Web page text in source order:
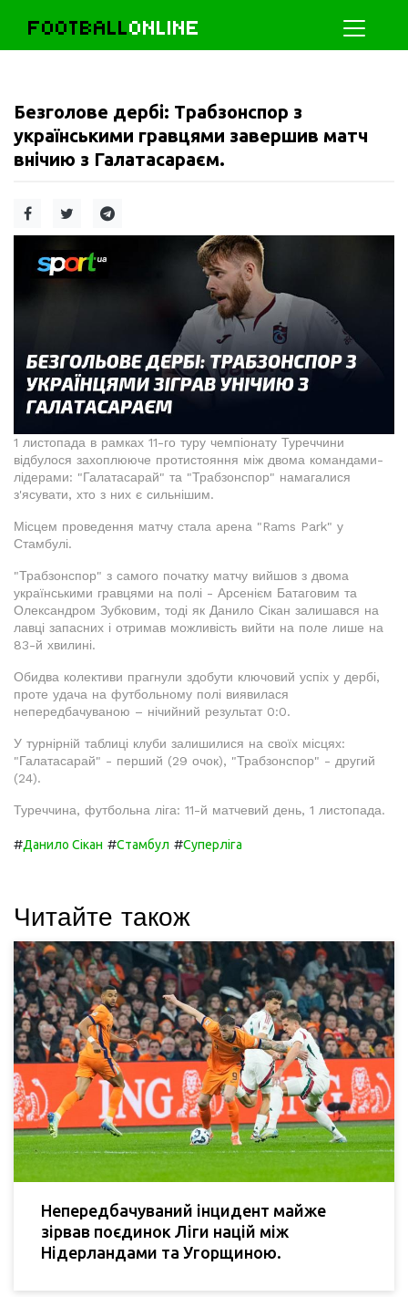
FOOTBALLONLINE
Безголове дербі: Трабзонспор з
українськими гравцями завершив матч
внічию з Галатасараєм.
1 листопада в рамках 11-го туру чемпіонату Туреччини
відбулося захоплююче протистояння між двома командами-
лідерами: "Галатасарай" та "Трабзонспор" намагалися
з'ясувати, хто з них є сильнішим.
Місцем проведення матчу стала арена "Rams Park" у
Стамбулі.
"Трабзонспор" з самого початку матчу вийшов з двома
українськими гравцями на полі - Арсенієм Батаговим та
Олександром Зубковим, тоді як Данило Сікан залишався на
лавці запасних і отримав можливість вийти на поле лише на
83-й хвилині.
Обидва колективи прагнули здобути ключовий успіх у дербі,
проте удача на футбольному полі виявилася
непередбачуваною – нічийний результат 0:0.
У турнірній таблиці клуби залишилися на своїх місцях:
"Галатасарай" - перший (29 очок), "Трабзонспор" - другий
(24).
Туреччина, футбольна ліга: 11-й матчевий день, 1 листопада.
#Данило Сікан #Стамбул #Суперліга
Читайте також
Непередбачуваний інцидент майже
зірвав поєдинок Ліги націй між
Нідерландами та Угорщиною.